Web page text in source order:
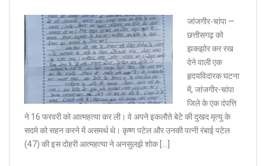
जांजगीर-चांपा —
छत्तीसगढ़ को
झकझोर कर रख
देने वाली एक
हृदयविदारक घटना
में, जांजगीर-चांपा
जिले के एक दंपत्ति
ने 16 फरवरी को आत्महत्या कर ली। वे अपने इकलौते बेटे की दुखद मृत्यु के
सदमे को सहन करने में असमर्थ थे। कृष्ण पटेल और उनकी पत्नी रंबाई पटेल
(47) की इस दोहरी आत्महत्या ने अनसुलझे शोक […]